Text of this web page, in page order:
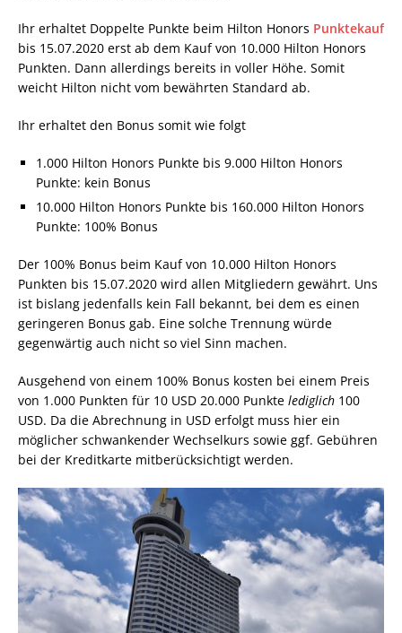
Ihr erhaltet Doppelte Punkte beim Hilton Honors Punktekauf
bis 15.07.2020 erst ab dem Kauf von 10.000 Hilton Honors
Punkten. Dann allerdings bereits in voller Höhe. Somit
weicht Hilton nicht vom bewährten Standard ab.
Ihr erhaltet den Bonus somit wie folgt
1.000 Hilton Honors Punkte bis 9.000 Hilton Honors
Punkte: kein Bonus
10.000 Hilton Honors Punkte bis 160.000 Hilton Honors
Punkte: 100% Bonus
Der 100% Bonus beim Kauf von 10.000 Hilton Honors
Punkten bis 15.07.2020 wird allen Mitgliedern gewährt. Uns
ist bislang jedenfalls kein Fall bekannt, bei dem es einen
geringeren Bonus gab. Eine solche Trennung würde
gegenwärtig auch nicht so viel Sinn machen.
Ausgehend von einem 100% Bonus kosten bei einem Preis
von 1.000 Punkten für 10 USD 20.000 Punkte lediglich 100
USD. Da die Abrechnung in USD erfolgt muss hier ein
möglicher schwankender Wechselkurs sowie ggf. Gebühren
bei der Kreditkarte mitberücksichtigt werden.